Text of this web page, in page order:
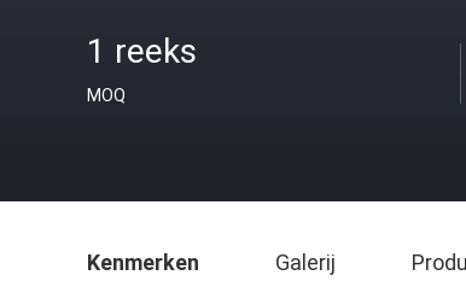
1 reeks
MOQ
Kenmerken Galerij